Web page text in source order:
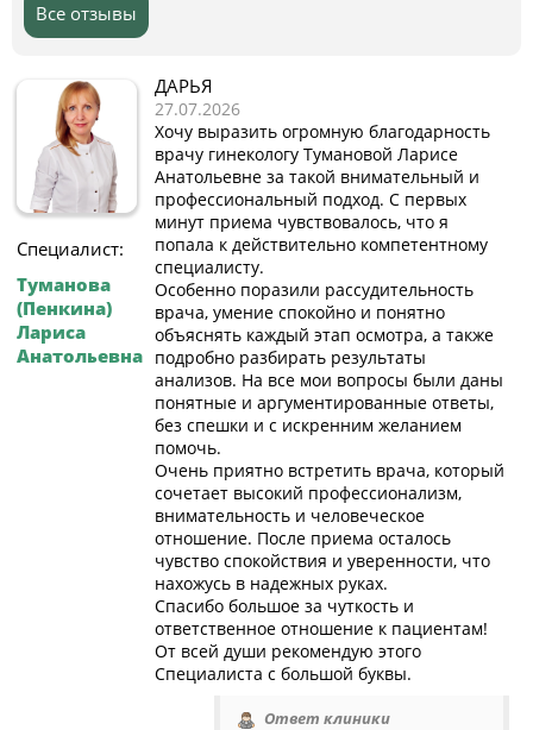
Все отзывы
Специалист:
Туманова
(Пенкина)
Лариса
Анатольевна
ДАРЬЯ
27.07.2026
Хочу выразить огромную благодарность
врачу гинекологу Тумановой Ларисе
Анатольевне за такой внимательный и
профессиональный подход. С первых
минут приема чувствовалось, что я
попала к действительно компетентному
специалисту.
Особенно поразили рассудительность
врача, умение спокойно и понятно
объяснять каждый этап осмотра, а также
подробно разбирать результаты
анализов. На все мои вопросы были даны
понятные и аргументированные ответы,
без спешки и с искренним желанием
помочь.
Очень приятно встретить врача, который
сочетает высокий профессионализм,
внимательность и человеческое
отношение. После приема осталось
чувство спокойствия и уверенности, что
нахожусь в надежных руках.
Спасибо большое за чуткость и
ответственное отношение к пациентам!
От всей души рекомендую этого
Специалиста с большой буквы.
Ответ клиники